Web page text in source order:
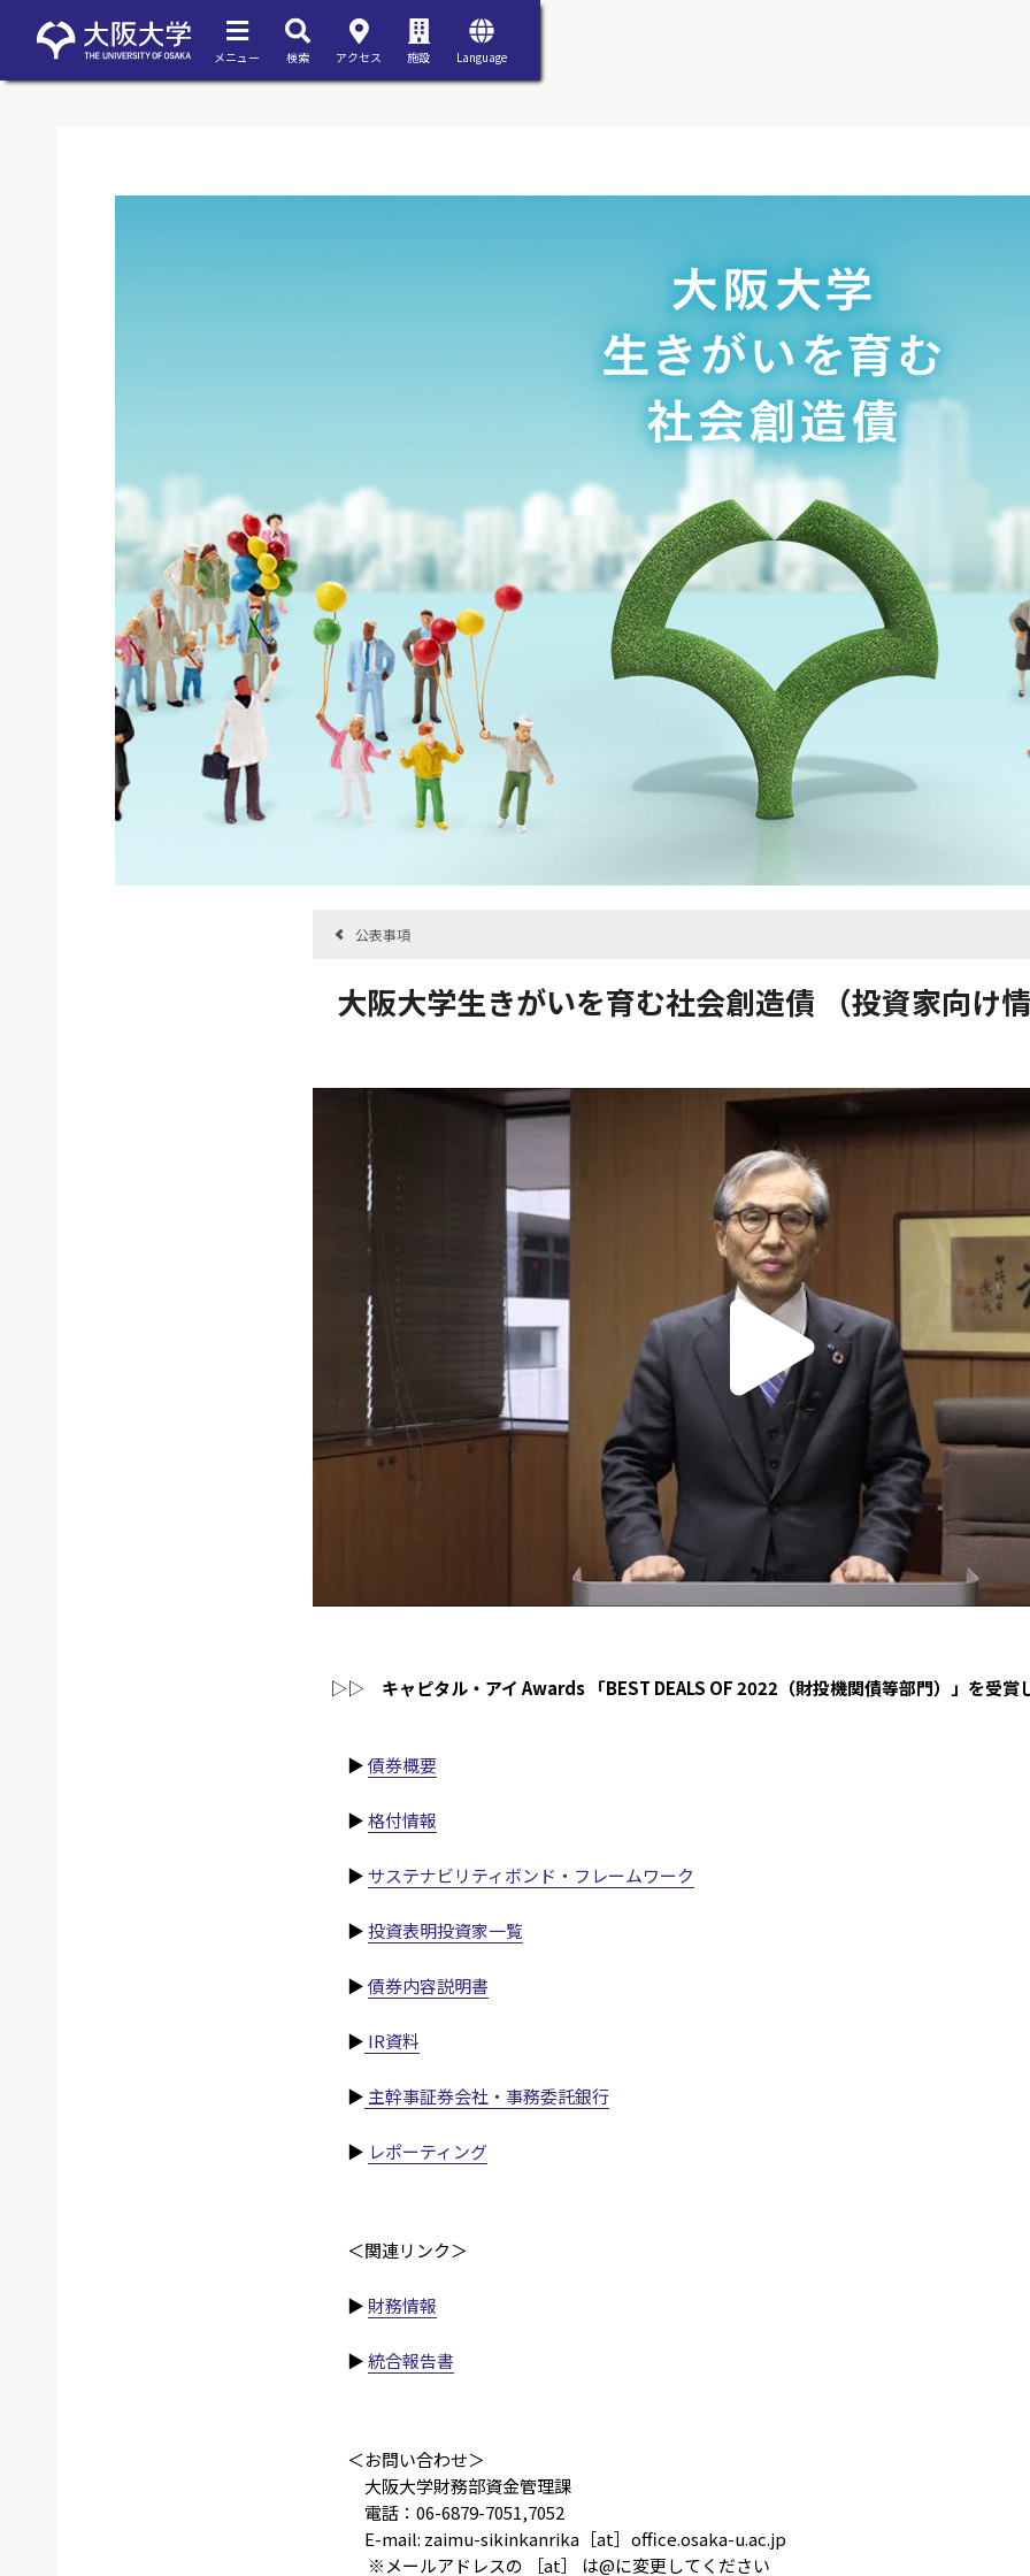
メニュー 検索 アクセス 施設 Language
公表事項
大阪大学生きがいを育む社会創造債 （投資家向け
▷▷ キャピタル・アイ Awards 「BEST DEALS OF 2022（財投機関債等部門）」を受
▶債券概要
▶格付情報
▶ サステナビリティボンド・フレームワーク
▶投資表明投資家一覧
▶債券内容説明書
▶ IR資料
▶ 主幹事証券会社・事務委託銀行
▶ レポーティング
＜関連リンク＞
▶ 財務情報
▶統合報告書
＜お問い合わせ＞
大阪大学財務部資金管理課
電話：06-6879-7051,7052
E-mail: zaimu-sikinkanrika［at］office.osaka-u.ac.jp
※メールアドレスの ［at］ は@に変更してください